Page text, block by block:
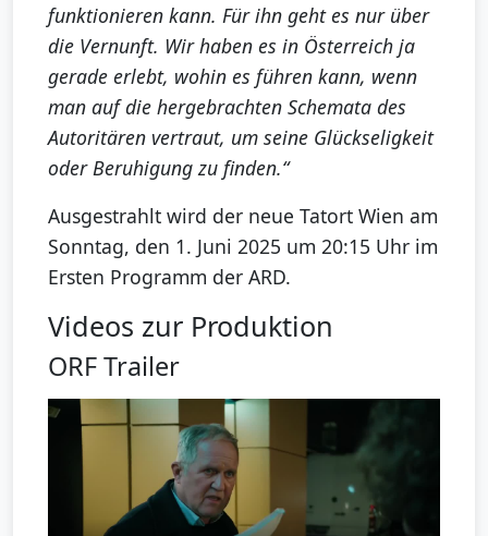
funktionieren kann. Für ihn geht es nur über
die Vernunft. Wir haben es in Österreich ja
gerade erlebt, wohin es führen kann, wenn
man auf die hergebrachten Schemata des
Autoritären vertraut, um seine Glückseligkeit
oder Beruhigung zu finden.“
Ausgestrahlt wird der neue Tatort Wien am
Sonntag, den 1. Juni 2025 um 20:15 Uhr im
Ersten Programm der ARD.
Videos zur Produktion
ORF Trailer